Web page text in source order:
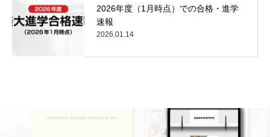
2026年度（1月時点）での合格・進学
速報
2026.01.14